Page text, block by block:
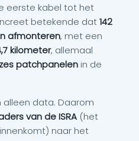
eerste kabel tot het
betekende dat142
afmonteren, met een
kilometer, allemaal
zes patchpanelen in de
alleen data. Daarom
van de ISRA (het
naar het